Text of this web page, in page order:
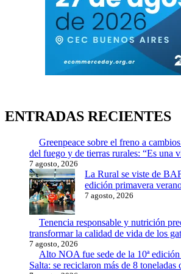
ENTRADAS RECIENTES
Greenpeace sobre el freno a
del fuego y de tierras rurales: “Es una
7 agosto, 2026
La Rural se viste de
edición primavera
7 agosto, 2026
Tenencia responsable y nutrición
transformar la calidad de vida de los
7 agosto, 2026
Alto NOA fue sede de la 10ª
Salta: se reciclaron más de 8 toneladas